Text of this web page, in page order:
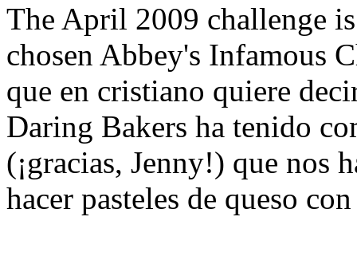
The April 2009 challenge
chosen Abbey's Infamous
que en cristiano quiere
Daring Bakers ha tenido
(¡gracias, Jenny!) que nos
hacer pasteles de queso